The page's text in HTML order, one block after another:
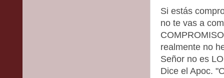
Si estás
no te vas a
realmente no
Señor no es
Dice el Apoc.